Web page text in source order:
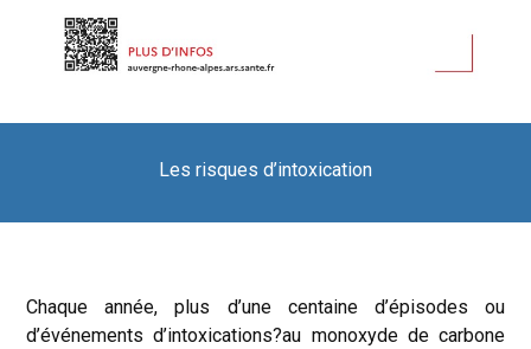
Les risques d’intoxication
Chaque année, plus d’une centaine d’épisodes ou
d’événements d’intoxications?au monoxyde de carbone